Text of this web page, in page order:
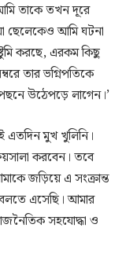
তাকে তখন দূরে
ছেলেকেও আমি ঘটনা
করছে, এরকম কিছু
তার ভগ্নিপতিকে
উঠেপড়ে লাগেন।’
মুখ খুলিনি।
করবেন। তবে
জড়িয়ে এ সংক্রান্ত
এসেছি। আমার
সহযোদ্ধা ও